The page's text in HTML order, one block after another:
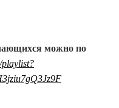
можно по
playlist?